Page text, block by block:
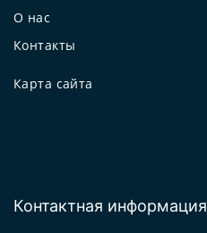
О нас
Контакты
Карта сайта
Контактная информация